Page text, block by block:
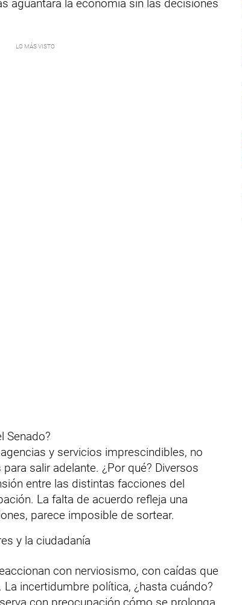
aguantará la economía sin las decisiones
Senado?
y servicios imprescindibles, no
salir adelante. ¿Por qué? Diversos
entre las distintas facciones del
La falta de acuerdo refleja una
parece imposible de sortear.
y la ciudadanía
con nerviosismo, con caídas que
incertidumbre política, ¿hasta cuándo?
con preocupación cómo se prolonga